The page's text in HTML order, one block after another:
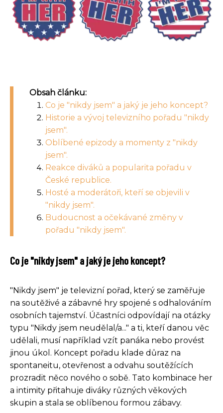
Obsah článku:
Co je "nikdy jsem" a jaký je jeho koncept?
Historie a vývoj televizního pořadu "nikdy
jsem".
Oblíbené epizody a momenty z "nikdy
jsem".
Reakce diváků a popularita pořadu v
České republice.
Hosté a moderátoři, kteří se objevili v
"nikdy jsem".
Budoucnost a očekávané změny v
pořadu "nikdy jsem".
Co je "nikdy jsem" a jaký je jeho koncept?
"Nikdy jsem" je televizní pořad, který se zaměřuje
na soutěživé a zábavné hry spojené s odhalováním
osobních tajemství. Účastníci odpovídají na otázky
typu "Nikdy jsem neudělal/a..." a ti, kteří danou věc
udělali, musí například vzít panáka nebo provést
jinou úkol. Koncept pořadu klade důraz na
spontaneitu, otevřenost a odvahu soutěžících
prozradit něco nového o sobě. Tato kombinace her
a intimity přitahuje diváky různých věkových
skupin a stala se oblíbenou formou zábavy.